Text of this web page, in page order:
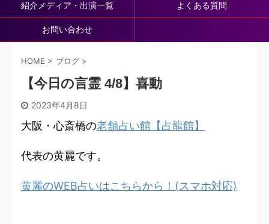
紹介メディア・出演一覧 よくある質問
お問い合わせ
HOME > ブログ >
【今日の言霊 4/8】喜動
2023年4月8日
大阪・心斎橋の老舗占い館【占龍館】
代表の黄麗です。
黄麗のWEB占いはこちらから！(スマホ対応)